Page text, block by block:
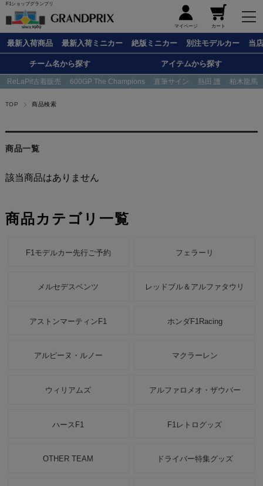
F1ショップグランプリ
マイページ カート
最新入荷商品 最新入荷ミニカー 絶版ミニカー 別注モデルカー 当
チーム名から探す アイテムから探す
ReLaPit古着販売 600GP The Champions 直筆サイン 熱田 護 柏木龍馬
TOP 商品検索
商品一覧
該当商品はありません
商品カテゴリ一覧
F1モデルカー先行ご予約 フェラーリ
メルセデスベンツ レッドブル＆アルファタウリ
アストンマーティンF1 ホンダF1Racing
アルピーヌ・ルノー マクラーレン
ウィリアムズ アルファロメオ・ザウバー
ハースF1 F1レトログッズ
OTHER TEAM ドライバー特集グッズ